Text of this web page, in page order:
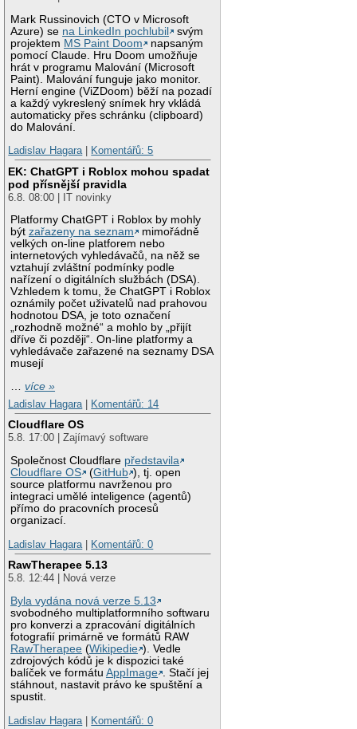
Mark Russinovich (CTO v Microsoft
Azure) se na LinkedIn pochlubil
svým
projektem MS Paint Doom
napsaným
pomocí Claude. Hru Doom umožňuje
hrát v programu Malování (Microsoft
Paint). Malování funguje jako monitor.
Herní engine (ViZDoom) běží na pozadí
a každý vykreslený snímek hry vkládá
automaticky přes schránku (clipboard)
do Malování.
Ladislav Hagara| Komentářů: 5
EK: ChatGPT i Roblox mohou spadat
pod přísnější pravidla
6.8. 08:00 | IT novinky
Platformy ChatGPT i Roblox by mohly
býtzařazeny na seznam
mimořádně
velkých on-line platforem nebo
internetových vyhledávačů, na něž se
vztahují zvláštní podmínky podle
nařízení o digitálních službách (DSA).
Vzhledem k tomu, že ChatGPT i Roblox
oznámily počet uživatelů nad prahovou
hodnotou DSA, je toto označení
„rozhodně možné“ a mohlo by „přijít
dříve či později“. On-line platformy a
vyhledávače zařazené na seznamy DSA
musejí
…více »
Ladislav Hagara | Komentářů: 14
Cloudflare OS
5.8. 17:00 | Zajímavý software
Společnost Cloudflare představila
Cloudflare OS
(GitHub ), tj. open
source platformu navrženou pro
integraci umělé inteligence (agentů)
přímo do pracovních procesů
organizací.
Ladislav Hagara | Komentářů: 0
RawTherapee 5.13
5.8. 12:44 | Nová verze
Byla vydána nová verze 5.13
svobodného multiplatformního softwaru
pro konverzi a zpracování digitálních
fotografií primárně ve formátů RAW
RawTherapee (Wikipedie ). Vedle
zdrojových kódů je k dispozici také
balíček ve formátuAppImage
. Stačí jej
stáhnout, nastavit právo ke spuštění a
spustit.
Ladislav Hagara | Komentářů: 0